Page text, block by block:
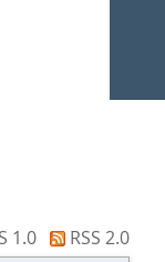
1.0
RSS 2.0